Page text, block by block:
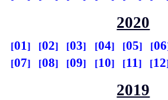
2020
01 02 03 04 05
06
07
08 09 10 11 12
2019